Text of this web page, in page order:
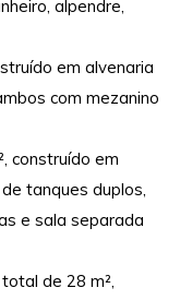
alpendre,
em alvenaria
com mezanino
construído em
tanques duplos,
e sala separada
de 28 m²,